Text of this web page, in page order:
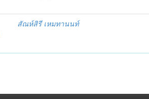
สัณห์สิรี เหมทานนท์